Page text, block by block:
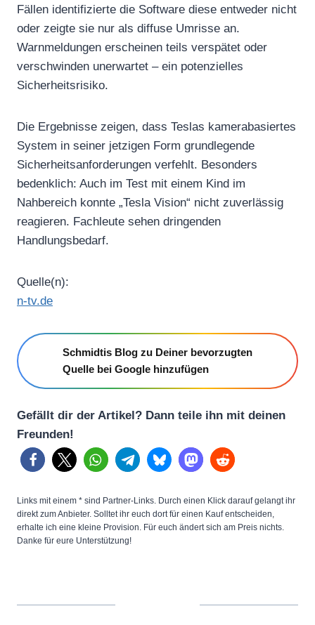
Fällen identifizierte die Software diese entweder nicht
oder zeigte sie nur als diffuse Umrisse an.
Warnmeldungen erscheinen teils verspätet oder
verschwinden unerwartet – ein potenzielles
Sicherheitsrisiko.
Die Ergebnisse zeigen, dass Teslas kamerabasiertes
System in seiner jetzigen Form grundlegende
Sicherheitsanforderungen verfehlt. Besonders
bedenklich: Auch im Test mit einem Kind im
Nahbereich konnte „Tesla Vision“ nicht zuverlässig
reagieren. Fachleute sehen dringenden
Handlungsbedarf.
Quelle(n):
n-tv.de
Schmidtis Blog zu Deiner bevorzugten
Quelle bei Google hinzufügen
Gefällt dir der Artikel? Dann teile ihn mit deinen
Freunden!
Links mit einem * sind Partner-Links. Durch einen Klick darauf gelangt ihr
direkt zum Anbieter. Solltet ihr euch dort für einen Kauf entscheiden,
erhalte ich eine kleine Provision. Für euch ändert sich am Preis nichts.
Danke für eure Unterstützung!